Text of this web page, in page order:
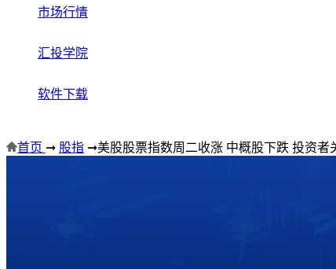
市场行情
汇投学院
软件下载
首页 ➞ 股指 ➞美股股票指数周二收涨 中概股下跌 投资者